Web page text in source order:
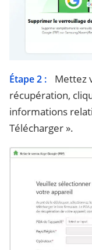
Étape 2 :
Mettez
récupération,
informations
Télécharger ».